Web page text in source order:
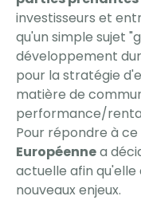
investisseurs et
qu'un simple sujet
développement
pour la stratégie
matière de
performance/
Pour répondre à
Européennea
actuelle afin
nouveaux enjeux.